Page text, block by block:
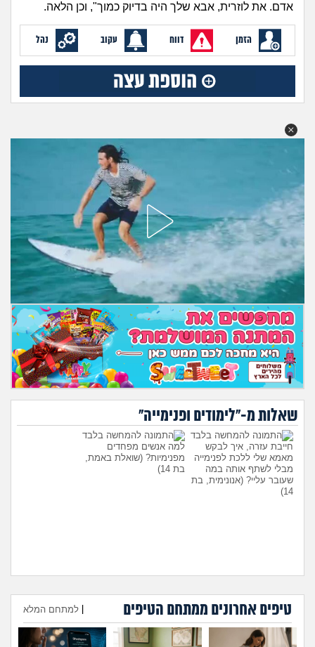
מתבגרים
מהבקו"ם... ועד מתי?!
לימודים וסטודנטים
חברים ואנשים
בית, שכנים ושותפים
מה שעובר עליי
שומרים על הגוף
פיננסי וכלכלה
בין הסדינים
חיות מחמד
גאווה
אדם. את לוזרית, אבא שלך היה בדיוק כמוך", וכן הלאה.
הזמן דווח עקוב נהל
שאלות מ-"לימודים ופנימייה"
חייבת עזרה, איך לבקש
מאמא שלי ללכת לפנימייה
מבלי לשתף אותה במה
שעובר עליי? (אנונימית, בת
14)
למה אנשים מפחדים
מפנימיות? (שואלת באמת,
בת 14)
היועצת המליצה לשלוח את
הבן שלי לפנימייה, לסמוך
עליה?(אמא מודאגת, בת
35)
עומדת להיות בפנימייה ויש לי
חבר, אני יכולה להביא אותו
לחדר שלי?(פנימיסטית
לעתיד, בת 16)
טיפים אחרונים ממתחם הטיפים למתחם המלא
הוספת טיפ